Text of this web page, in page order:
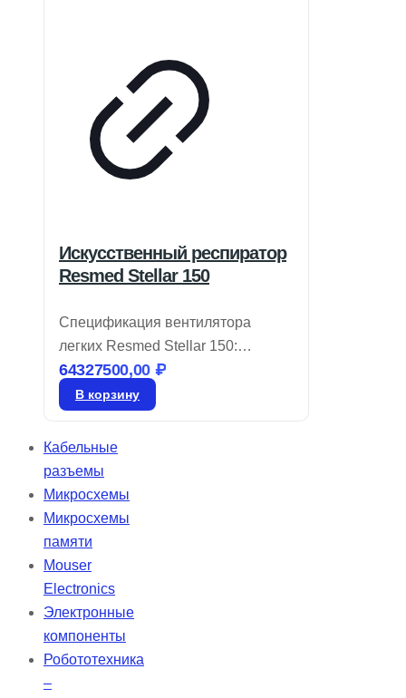
Искусственный респиратор
Resmed Stellar 150
Спецификация вентилятора
легких Resmed Stellar 150:
Разработан для нужд
современных клиник, оснащен
технологиями настройки и
мобильность, удовлетворяя их
64327500,00 ₽
В корзину
Кабельные
разъемы
Микросхемы
Микросхемы
памяти
Mouser
Electronics
Электронные
компоненты
Робототехника
–